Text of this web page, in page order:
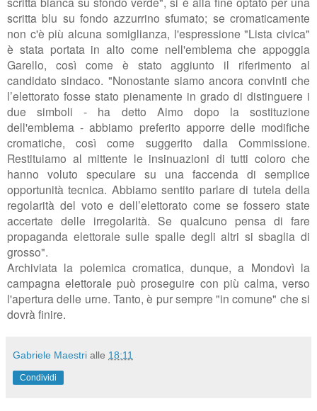
scritta blu su fondo azzurrino sfumato; se cromaticamente
non c'è più alcuna somiglianza, l'espressione "Lista civica"
è stata portata in alto come nell'emblema che appoggia
Garello, così come è stato aggiunto il riferimento al
candidato sindaco. "Nonostante siamo ancora convinti che
l’elettorato fosse stato pienamente in grado di distinguere i
due simboli - ha detto Aimo dopo la sostituzione
dell'emblema - abbiamo preferito apporre delle modifiche
cromatiche, così come suggerito dalla Commissione.
Restituiamo al mittente le insinuazioni di tutti coloro che
hanno voluto speculare su una faccenda di semplice
opportunità tecnica. Abbiamo sentito parlare di tutela della
regolarità del voto e dell’elettorato come se fossero state
accertate delle irregolarità. Se qualcuno pensa di fare
propaganda elettorale sulle spalle degli altri si sbaglia di
grosso".
Archiviata la polemica cromatica, dunque, a Mondovì la
campagna elettorale può proseguire con più calma, verso
l'apertura delle urne. Tanto, è pur sempre "in comune" che si
dovrà finire.
Gabriele Maestri alle 18:11
Condividi